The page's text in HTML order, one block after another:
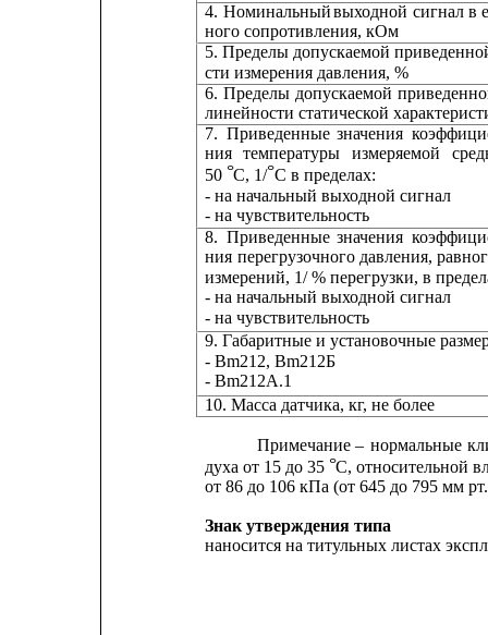
4. Номинальный выходной сигнал в
ного сопротивления, кОм
5. Пределы допускаемой
сти измерения давления, %
6. Пределы допускаемой
линейности статической
7. Приведенные значения
ния
температуры измеряемой
50 °С, 1/°С в пределах:
- на начальный выходной сигнал
- на чувствительность
8. Приведенные значения
ния перегрузочного давления,
измерений, 1/ % перегрузки, в
- на начальный выходной сигнал
- на чувствительность
9. Габаритные и установочные
- Вm212, Вm212Б
- Вm212А.1
10. Масса датчика, кг, не более
Примечание – нормальные
духа от 15 до 35 °С, относительной
от 86 до 106 кПа (от 645 до 795 мм
Знак утверждения типа
наносится на титульных листах